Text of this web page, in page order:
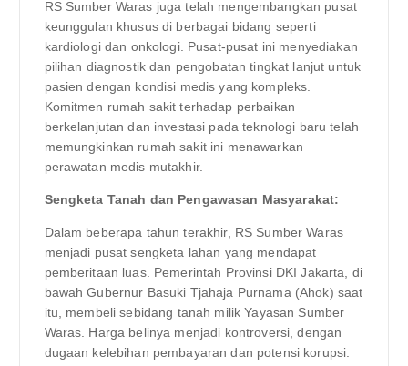
RS Sumber Waras juga telah mengembangkan pusat
keunggulan khusus di berbagai bidang seperti
kardiologi dan onkologi. Pusat-pusat ini menyediakan
pilihan diagnostik dan pengobatan tingkat lanjut untuk
pasien dengan kondisi medis yang kompleks.
Komitmen rumah sakit terhadap perbaikan
berkelanjutan dan investasi pada teknologi baru telah
memungkinkan rumah sakit ini menawarkan
perawatan medis mutakhir.
Sengketa Tanah dan Pengawasan Masyarakat:
Dalam beberapa tahun terakhir, RS Sumber Waras
menjadi pusat sengketa lahan yang mendapat
pemberitaan luas. Pemerintah Provinsi DKI Jakarta, di
bawah Gubernur Basuki Tjahaja Purnama (Ahok) saat
itu, membeli sebidang tanah milik Yayasan Sumber
Waras. Harga belinya menjadi kontroversi, dengan
dugaan kelebihan pembayaran dan potensi korupsi.